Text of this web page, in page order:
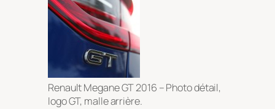
Renault Megane GT 2016 – Photo détail,
logo GT, malle arrière.